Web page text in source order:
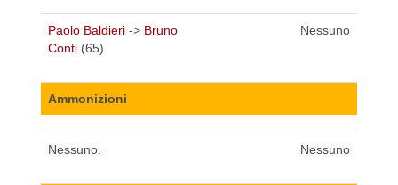
Paolo Baldieri -> Bruno
Conti (65)
Nessuno
Ammonizioni
Nessuno. Nessuno